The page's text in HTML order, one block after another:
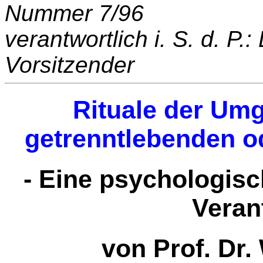
Nummer 7/96
verantwortlich i. S. d. P.:
Vorsitzender
Rituale der
getrenntlebenden
- Eine
von Prof. Dr.